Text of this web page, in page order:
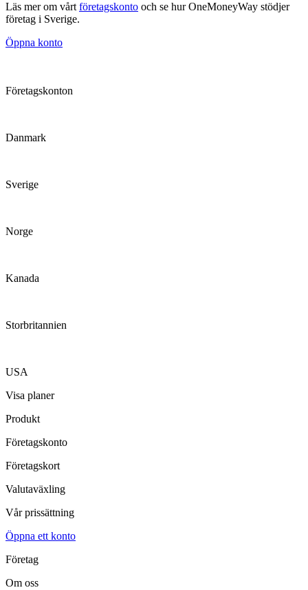
Läs mer om vårt företagskonto och se hur OneMoneyWay stödjer
företag i Sverige.
Öppna konto
Företagskonton
Danmark
Sverige
Norge
Kanada
Storbritannien
USA
Visa planer
Produkt
Företagskonto
Företagskort
Valutaväxling
Vår prissättning
Öppna ett konto
Företag
Om oss